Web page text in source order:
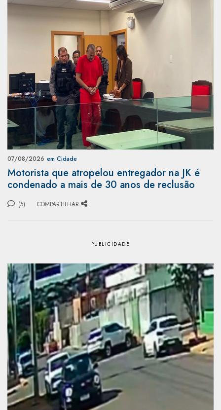
07/08/2026 em Cidade
Motorista que atropelou entregador na JK é
condenado a mais de 30 anos de reclusão
(5) COMPARTILHAR